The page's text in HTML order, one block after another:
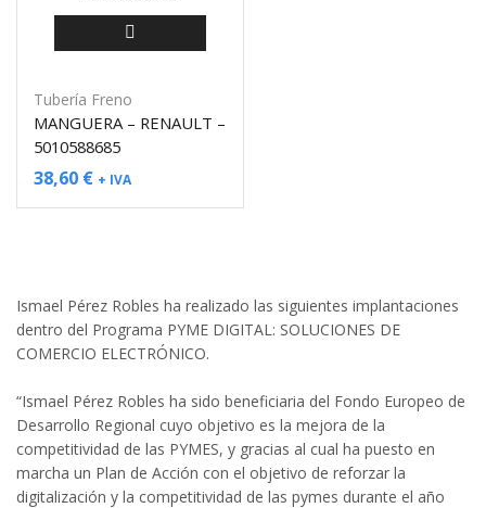
Tubería Freno
MANGUERA – RENAULT –
5010588685
38,60 € + IVA
Ismael Pérez Robles ha realizado las siguientes implantaciones
dentro del Programa PYME DIGITAL: SOLUCIONES DE
COMERCIO ELECTRÓNICO.
“Ismael Pérez Robles ha sido beneficiaria del Fondo Europeo de
Desarrollo Regional cuyo objetivo es la mejora de la
competitividad de las PYMES, y gracias al cual ha puesto en
marcha un Plan de Acción con el objetivo de reforzar la
digitalización y la competitividad de las pymes durante el año